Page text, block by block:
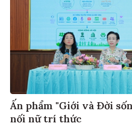
Ấn phẩm "Giới và Đời
nối nữ trí thức